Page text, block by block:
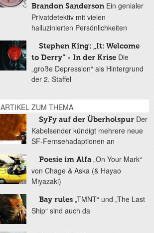
Brandon Sanderson Ein genialer
Privatdetektiv mit vielen
halluzinierten Persönlichkeiten
Stephen King: „It: Welcome
to Derry“ - In der Krise Die
„große Depression“ als Hintergrund
der 2. Staffel
ARTIKEL ZUM THEMA
SyFy auf der Überholspur Der
Kabelsender kündigt mehrere neue
SF-Fernsehadaptionen an
Poesie im Alfa „On Your Mark“
von Chage & Aska (& Hayao
Miyazaki)
Bay rules „TMNT“ und „The Last
Ship“ sind auch da